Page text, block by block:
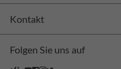
Kontakt
Folgen Sie uns auf